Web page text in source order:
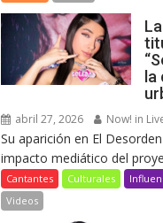
abril 27, 2026 Now! in
Su aparición en El
impacto mediático del
Cantantes Culturales
Videos